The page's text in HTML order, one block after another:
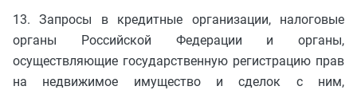
13. Запросы в кредитные организации, налоговые
органы Российской Федерации и органы,
осуществляющие государственную регистрацию прав
на недвижимое имущество и сделок с ним,